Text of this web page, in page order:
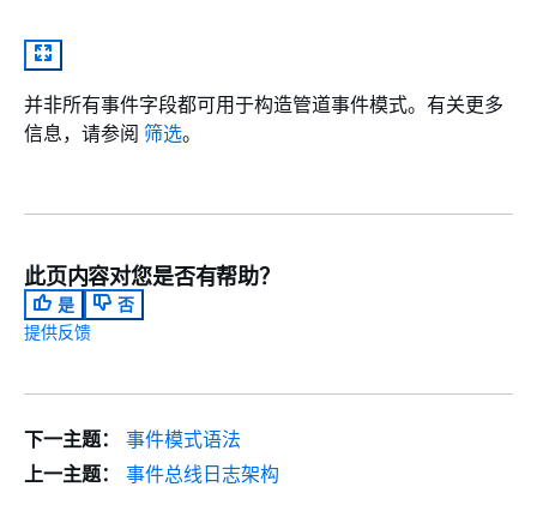
并非所有事件字段都可用于构造管道事件模式。有关更多
信息，请参阅 筛选。
此页内容对您是否有帮助？
是
否
提供反馈
下一主题：
事件模式语法
上一主题：
事件总线日志架构